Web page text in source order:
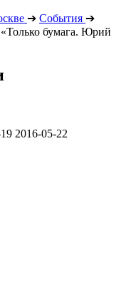
➔ События ➔
бумага. Юрий
2016-05-22